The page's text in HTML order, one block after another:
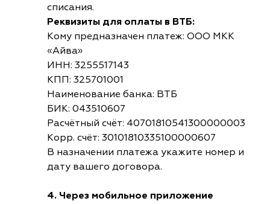
списания.
Реквизиты для оплаты в ВТБ:
Кому предназначен платеж: ООО МКК
«Айва»
ИНН: 3255517143
КПП: 325701001
Наименование банка: ВТБ
БИК: 043510607
Расчётный счёт: 40701810541300000003
Корр. счёт: 30101810335100000607
В назначении платежа укажите номер и
дату вашего договора.
4. Через мобильное приложение